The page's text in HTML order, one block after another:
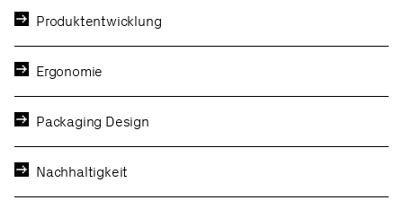
Produktentwicklung
Ergonomie
Packaging Design
Nachhaltigkeit